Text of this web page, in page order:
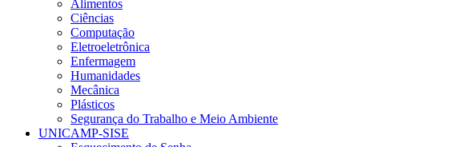
Alimentos
Ciências
Computação
Eletroeletrônica
Enfermagem
Humanidades
Mecânica
Plásticos
Segurança do Trabalho e Meio Ambiente
UNICAMP-SISE